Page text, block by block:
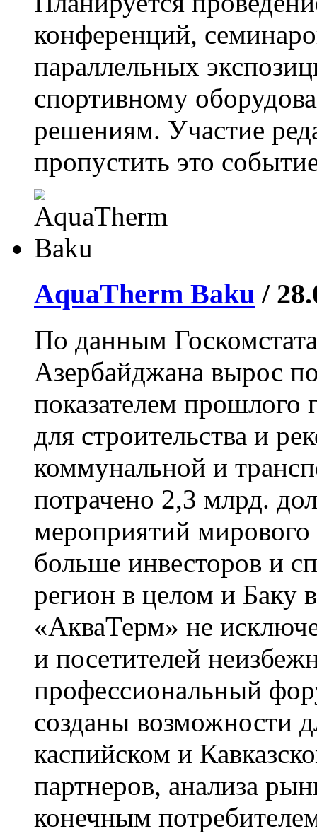
конференций,
параллельных
спортивному
решениям. Участие
пропустить это
AquaTherm Baku /
По данным
Азербайджана вырос
показателем прошлого
для строительства и
коммунальной и
потрачено 2,3 млрд.
мероприятий мирового
больше инвесторов и
регион в целом и Баку
«АкваТерм» не
и посетителей
профессиональный
созданы возможности
каспийском и
партнеров, анализа
конечным